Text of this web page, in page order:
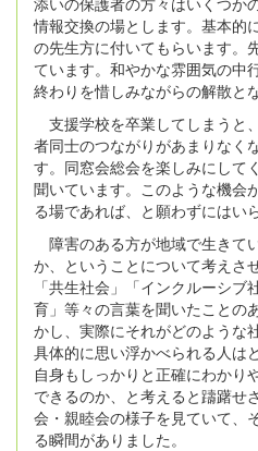
情報交換の場とします。基本的
の先生方に付いてもらいます。
ています。和やかな雰囲気の中
終わりを惜しみながらの解散と
支援学校を卒業してしまうと
者同士のつながりがあまりなく
す。同窓会総会を楽しみにして
聞いています。このような機会
る場であれば、と願わずにはい
障害のある方が地域で生きて
か、ということについて考えさ
「共生社会」「インクルーシ
育」等々の言葉を聞いたことの
かし、実際にそれがどのような
具体的に思い浮かべられる人は
自身もしっかりと正確にわかり
できるのか、と考えると躊躇せ
会・親睦会の様子を見ていて、
る瞬間がありました。